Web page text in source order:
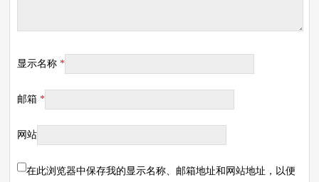
显示名称*
邮箱*
网站
在此浏览器中保存我的显示名称、邮箱地址和网站地址，以便